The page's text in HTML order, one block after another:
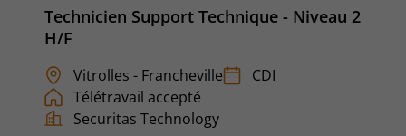
Technicien Support Technique - Niveau 2
H/F
Vitrolles - Francheville
CDI
Télétravail accepté
Securitas Technology